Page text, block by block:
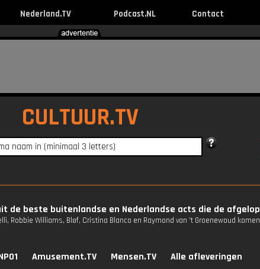
Nederland.TV Podcast.NL Contact
CULTUUR.TV
de beste buitenlandse en Nederlandse acts die de
Robbie Williams, Bløf, Cristina Blanco en Raymond van 't Groenewoud
Amusement.TV Mensen.TV Alle afleveringen